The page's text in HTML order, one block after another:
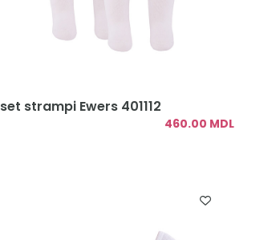
set strampi Ewers 401112
460.00 MDL